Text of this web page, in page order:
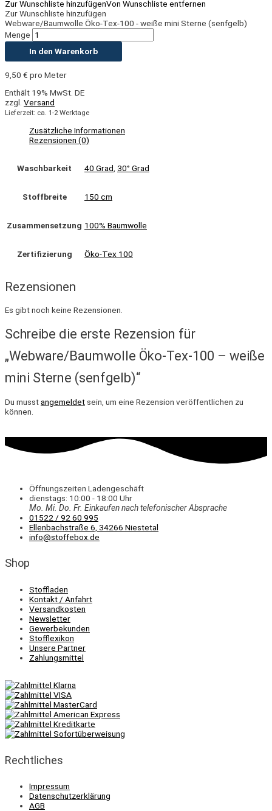
Zur Wunschliste hinzufügenVon Wunschliste entfernen
Zur Wunschliste hinzufügen
Webware/Baumwolle Öko-Tex-100 - weiße mini Sterne (senfgelb)
Menge
In den Warenkorb
9,50 € pro Meter
Enthält 19% MwSt. DE
zzgl. Versand
Lieferzeit: ca. 1-2 Werktage
Zusätzliche Informationen
Rezensionen (0)
Waschbarkeit 40 Grad, 30° Grad
Stoffbreite 150 cm
Zusammensetzung 100% Baumwolle
Zertifizierung Öko-Tex 100
Rezensionen
Es gibt noch keine Rezensionen.
Schreibe die erste Rezension für
„Webware/Baumwolle Öko-Tex-100 – weiße
mini Sterne (senfgelb)“
Du musstangemeldet sein, um eine Rezension veröffentlichen zu
können.
Öffnungszeiten Ladengeschäft
dienstags: 10:00 - 18:00 Uhr
Mo. Mi. Do. Fr. Einkaufennach telefonischer Absprache
01522 / 92 60 995
Ellenbachstraße 6, 34266 Niestetal
info@stoffebox.de
Shop
Stoffladen
Kontakt / Anfahrt
Versandkosten
Newsletter
Gewerbekunden
Stofflexikon
Unsere Partner
Zahlungsmittel
Rechtliches
Impressum
Datenschutzerklärung
AGB